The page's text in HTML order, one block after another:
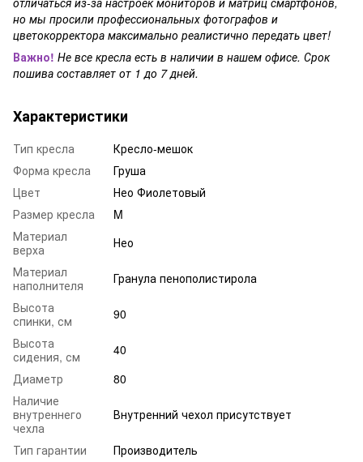
но мы просили профессиональных фотографов и
цветокорректора максимально реалистично передать цвет!
Важно! Не все кресла есть в наличии в нашем офисе. Срок
пошива составляет от 1 до 7 дней.
Характеристики
Тип кресла
Кресло-мешок
Форма кресла
Груша
Цвет
Нео Фиолетовый
Размер кресла
M
Материал
верха
Нео
Материал
наполнителя
Гранула пенополистирола
Высота
спинки, см
90
Высота
сидения, см
40
Диаметр
80
Наличие
внутреннего
чехла
Внутренний чехол присутствует
Тип гарантии
Производитель